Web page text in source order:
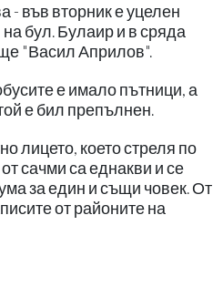
- във вторник е уцелен
бул. Булаир и в сряда
"Васил Априлов".
е имало пътници, а
е бил препълнен.
лицето, което стреля по
сачми са еднакви и се
за един и същи човек. От
от районите на